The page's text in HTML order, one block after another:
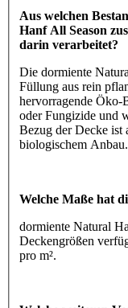
Aus welchen
Hanf All Season
darin verarbeitet?
Die dormiente
Füllung aus rein
hervorragende Öko-
oder Fungizide und
Bezug der Decke ist
biologischem Anbau.
Welche Maße hat
dormiente Natural
Deckengrößen
pro m².